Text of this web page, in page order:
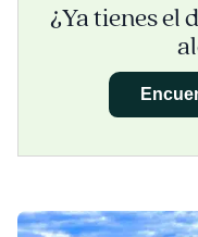
¿Ya tienes el